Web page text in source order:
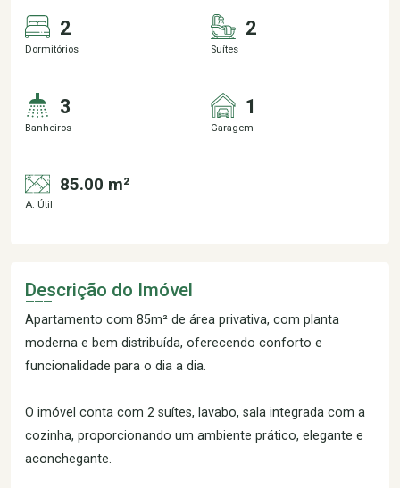
2
Dormitórios
2
Suítes
3
Banheiros
1
Garagem
85.00 m²
A. Útil
Descrição do Imóvel
Apartamento com 85m² de área privativa, com planta
moderna e bem distribuída, oferecendo conforto e
funcionalidade para o dia a dia.
O imóvel conta com 2 suítes, lavabo, sala integrada com a
cozinha, proporcionando um ambiente prático, elegante e
aconchegante.